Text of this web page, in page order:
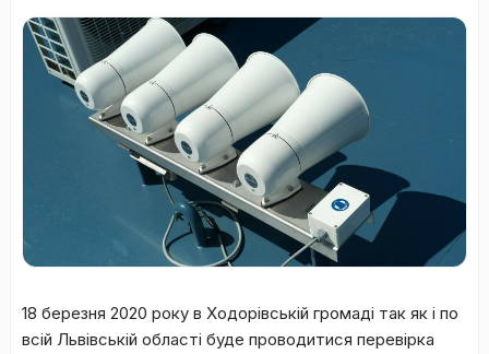
18 березня 2020 року в Ходорівській громаді так як і по
всій Львівській області буде проводитися перевірка